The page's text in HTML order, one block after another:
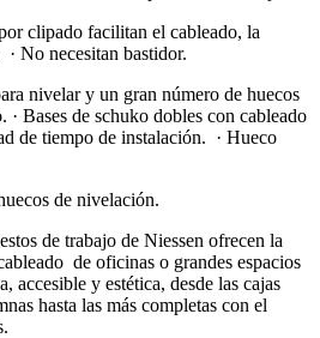
clipado facilitan el cableado, la
No necesitan bastidor.
nivelar y un gran número de huecos
· Bases de schuko dobles con cableado
de tiempo de instalación. · Hueco
de nivelación.
de trabajo de Niessen ofrecen la
de oficinas o grandes espacios
accesible y estética, desde las cajas
hasta las más completas con el